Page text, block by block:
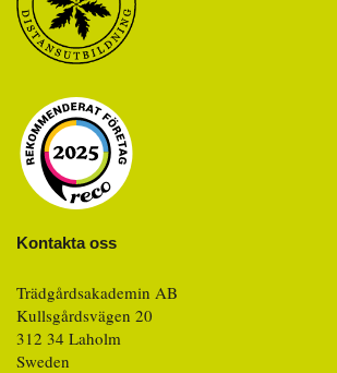
Kontakta oss
Trädgårdsakademin AB
Kullsgårdsvägen 20
312 34 Laholm
Sweden